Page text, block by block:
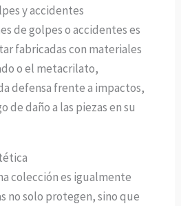
y accidentes
de golpes o accidentes es
fabricadas con materiales
o el metacrilato,
defensa frente a impactos,
de daño a las piezas en su
colección es igualmente
no solo protegen, sino que